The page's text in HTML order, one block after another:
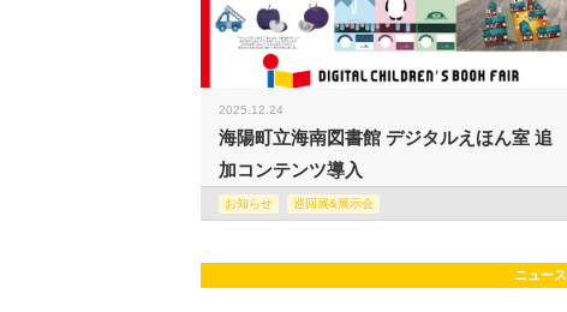
2025.12.24
海陽町立海南図書館 デジタルえほん室 追
加コンテンツ導入
お知らせ 巡回展&展示会
ニュース